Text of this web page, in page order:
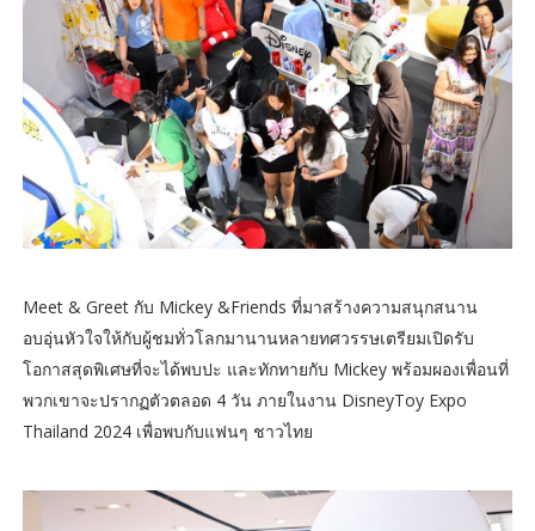
Meet & Greet กับ Mickey &Friends ที่มาสร้างความสนุกสนาน
อบอุ่นหัวใจให้กับผู้ชมทั่วโลกมานานหลายทศวรรษเตรียมเปิดรับ
โอกาสสุดพิเศษที่จะได้พบปะ และทักทายกับ Mickey พร้อมผองเพื่อนที่
พวกเขาจะปรากฏตัวตลอด 4 วัน ภายในงาน DisneyToy Expo
Thailand 2024 เพื่อพบกับแฟนๆ ชาวไทย